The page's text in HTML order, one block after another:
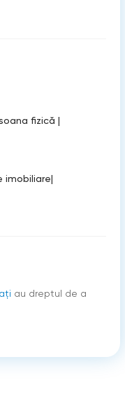
fizică |
imobiliare|
au dreptul de a